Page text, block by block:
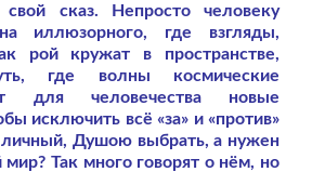
свой сказ. Непросто человеку
иллюзорного, где взгляды,
рой кружат в пространстве,
где волны космические
для человечества новые
исключить всё «за» и «против»
личный, Душою выбрать, а нужен
Так много говорят о нём, но